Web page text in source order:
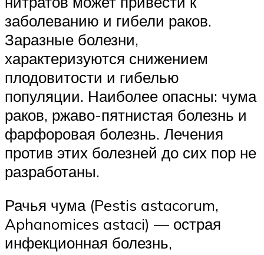
заболеванию и гибели раков.
Заразные болезни,
характеризуются снижением
плодовитости и гибелью
популяции. Наиболее опасны: чума
раков, ржаво-пятнистая болезнь и
фарфоровая болезнь. Лечения
против этих болезней до сих пор не
разработаны.
Рачья чума (Pestis astacorum,
Aphanomices astaci) — острая
инфекционная болезнь,